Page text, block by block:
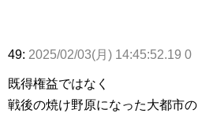
49: 2025/02/03(月) 14:45:52.19 0
既得権益ではなく
戦後の焼け野原になった大都市の